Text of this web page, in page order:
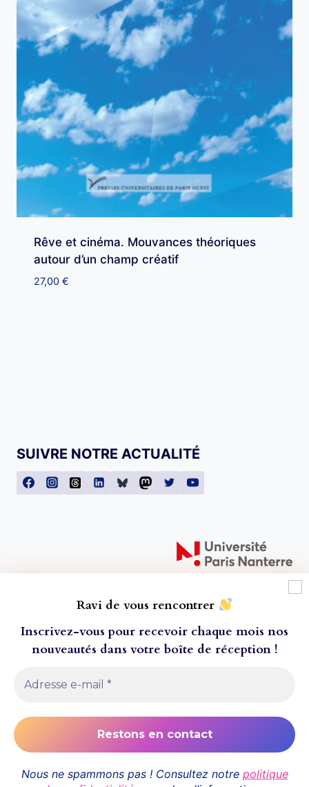
commandes passées après le mercredi 20 juillet ne
Ravi de vous rencontrer
Inscrivez-vous pour recevoir chaque mois nos
nouveautés dans votre boîte de réception!
Nous ne spammons pas ! Consultez notre politique
Rêve et cinéma. Mouvances théoriques
autour d’un champ créatif
27,00 €
SUIVRE NOTRE ACTUALITÉ
© 2026 Presses universitaires de Paris Nanterre
Conditions générales de vente